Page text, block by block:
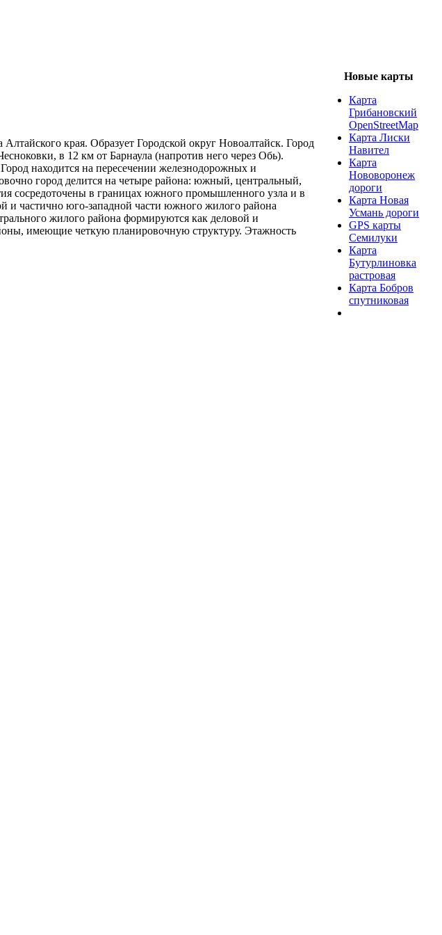
края. Образует Городской округ Новоалтайск. Город
в 12 км от Барнаула (напротив него через Обь).
находится на пересечении железнодорожных и
город делится на четыре района: южный, центральный,
сосредоточены в границах южного промышленного узла и в
и частично юго-западной части южного жилого района
жилого района формируются как деловой и
имеющие четкую планировочную структуру. Этажность
Новые карты
Карта
Грибановский
OpenStreetMap
Карта Лиски
Навител
Карта
Нововоронеж
дороги
Карта Новая
Усмань дороги
GPS карты
Семилуки
Карта
Бутурлиновка
растровая
Карта Бобров
спутниковая